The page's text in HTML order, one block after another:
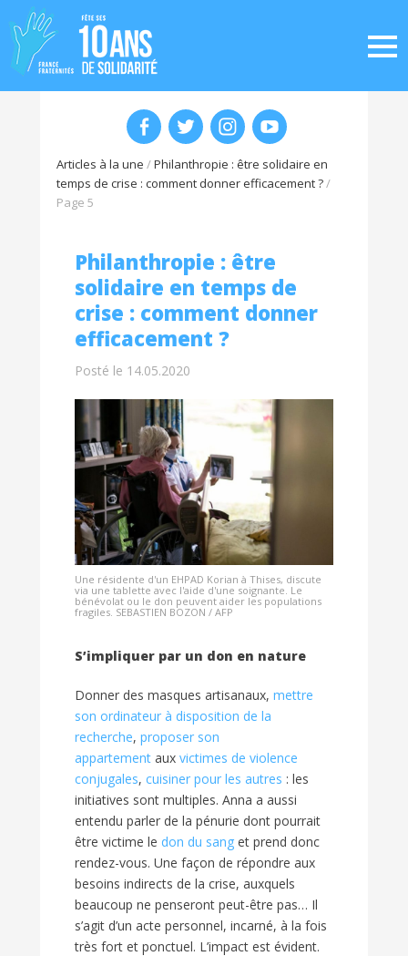
Articles à la une /Philanthropie : être solidaire en
temps de crise : comment donner efficacement ?/
Page 5
Philanthropie : être
solidaire en temps de
crise : comment donner
efficacement ?
Posté le 14.05.2020
Une résidente d'un EHPAD Korian à Thises, discute
via une tablette avec l'aide d'une soignante. Le
bénévolat ou le don peuvent aider les populations
fragiles. SEBASTIEN BOZON / AFP
S’impliquer par un don en nature
Donner des masques artisanaux, mettre
son ordinateur à disposition de la
recherche, proposer son
appartement aux victimes de violence
conjugales, cuisiner pour les autres : les
initiatives sont multiples. Anna a aussi
entendu parler de la pénurie dont pourrait
être victime le don du sang et prend donc
rendez-vous. Une façon de répondre aux
besoins indirects de la crise, auxquels
beaucoup ne penseront peut-être pas… Il
s’agit d’un acte personnel, incarné, à la fois
très fort et ponctuel. L’impact est évident.